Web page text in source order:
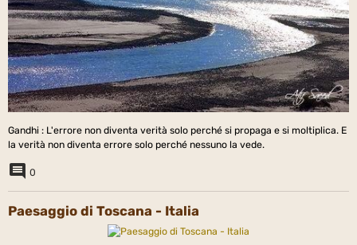
Gandhi : L'errore non diventa verità solo perché si propaga e si moltiplica. E
la verità non diventa errore solo perché nessuno la vede.
0
Paesaggio di Toscana - Italia